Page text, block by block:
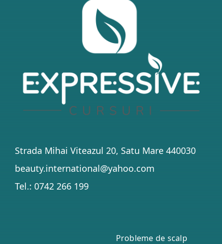
Strada Mihai Viteazul 20, Satu Mare 440030
beauty.international@yahoo.com
Tel.: 0742 266 199
Probleme de scalp